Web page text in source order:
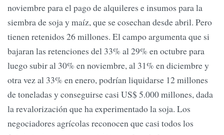
noviembre para el pago de alquileres e insumos para la
siembra de soja y maíz, que se cosechan desde abril. Pero
tienen retenidos 26 millones. El campo argumenta que si
bajaran las retenciones del 33% al 29% en octubre para
luego subir al 30% en noviembre, al 31% en diciembre y
otra vez al 33% en enero, podrían liquidarse 12 millones
de toneladas y conseguirse casi US$ 5.000 millones, dada
la revalorización que ha experimentado la soja. Los
negociadores agrícolas reconocen que casi todos los